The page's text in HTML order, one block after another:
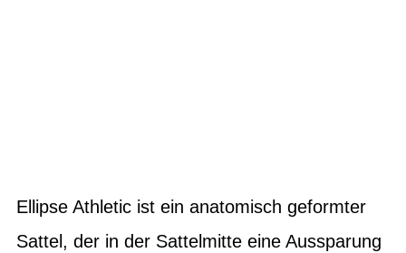
Ellipse Athletic ist ein anatomisch geformter
Sattel, der in der Sattelmitte eine Aussparung